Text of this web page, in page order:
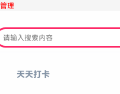
理
天天打卡